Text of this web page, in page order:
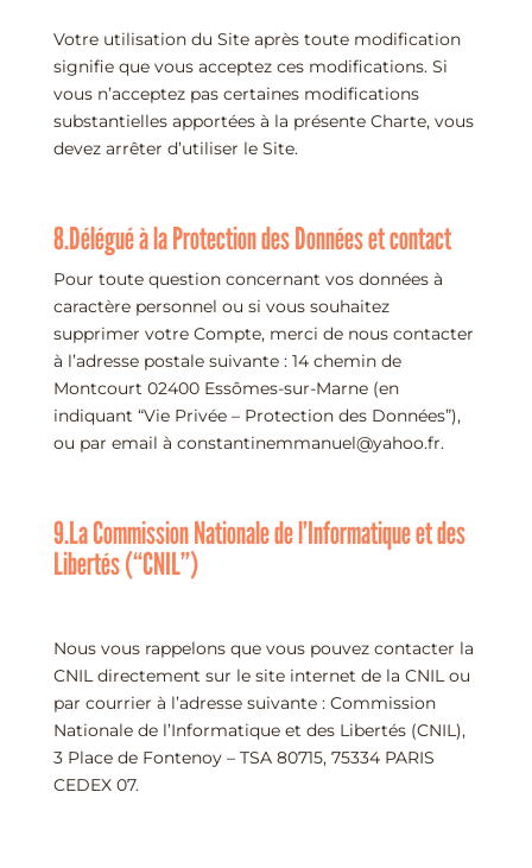
Votre utilisation du Site après toute modification
signifie que vous acceptez ces modifications. Si
vous n’acceptez pas certaines modifications
substantielles apportées à la présente Charte, vous
devez arrêter d’utiliser le Site.
8.Délégué à la Protection des Données et contact
Pour toute question concernant vos données à
caractère personnel ou si vous souhaitez
supprimer votre Compte, merci de nous contacter
à l’adresse postale suivante : 14 chemin de
Montcourt 02400 Essômes-sur-Marne (en
indiquant “Vie Privée – Protection des Données”),
ou par email à constantinemmanuel@yahoo.fr.
9.La Commission Nationale de l’Informatique et des
Libertés (“CNIL”)
Nous vous rappelons que vous pouvez contacter la
CNIL directement sur le site internet de la CNIL ou
par courrier à l’adresse suivante : Commission
Nationale de l’Informatique et des Libertés (CNIL),
3 Place de Fontenoy – TSA 80715, 75334 PARIS
CEDEX 07.